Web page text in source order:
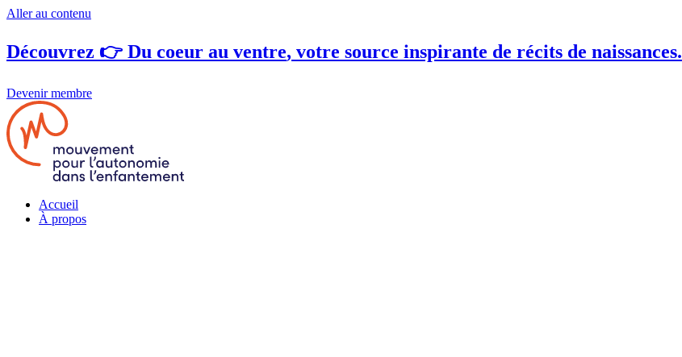
Aller au contenu
Découvrez 👉 Du coeur au ventre, votre source inspirante de récits de naissances.
Devenir membre
Accueil
À propos